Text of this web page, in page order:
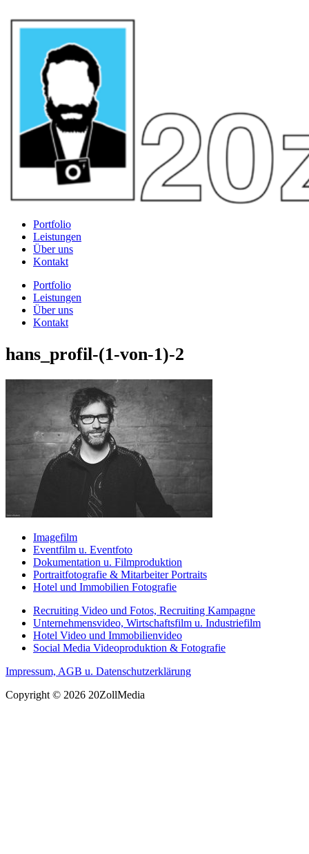
Portfolio
Leistungen
Über uns
Kontakt
Portfolio
Leistungen
Über uns
Kontakt
hans_profil-(1-von-1)-2
Imagefilm
Eventfilm u. Eventfoto
Dokumentation u. Filmproduktion
Portraitfotografie & Mitarbeiter Portraits
Hotel und Immobilien Fotografie
Recruiting Video und Fotos, Recruiting Kampagne
Unternehmensvideo, Wirtschaftsfilm u. Industriefilm
Hotel Video und Immobilienvideo
Social Media Videoproduktion & Fotografie
Impressum, AGB u. Datenschutzerklärung
Copyright © 2026 20ZollMedia